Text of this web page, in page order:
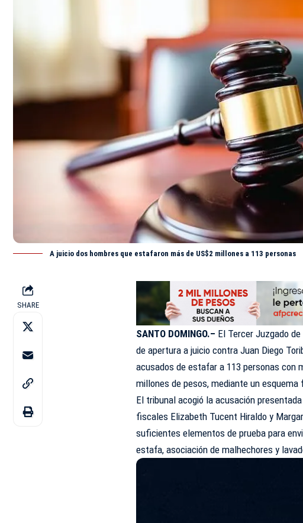
A juicio dos hombres que estafaron más de US$2 millones a 113 personas
SHARE
SANTO DOMINGO.– El Tercer Juzgado
de apertura ajuiciocontra Juan Diego
acusados de estafar a 113 personas con
millones de pesos, mediante un esquema
El tribunal acogió la acusación
fiscales Elizabeth Tucent Hiraldo y
suficientes elementos de prueba para
estafa, asociación de malhechores y